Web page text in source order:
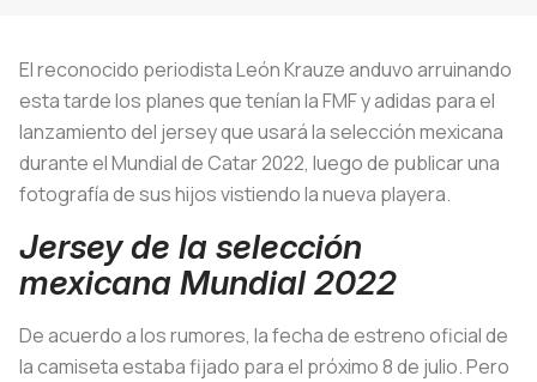
El reconocido periodista León Krauze anduvo arruinando
esta tarde los planes que tenían la FMF y adidas para el
lanzamiento del jersey que usará la selección mexicana
durante el Mundial de Catar 2022, luego de publicar una
fotografía de sus hijos vistiendo la nueva playera.
Jersey de la selección
mexicana Mundial 2022
De acuerdo a los rumores, la fecha de estreno oficial de
la camiseta estaba fijado para el próximo 8 de julio. Pero